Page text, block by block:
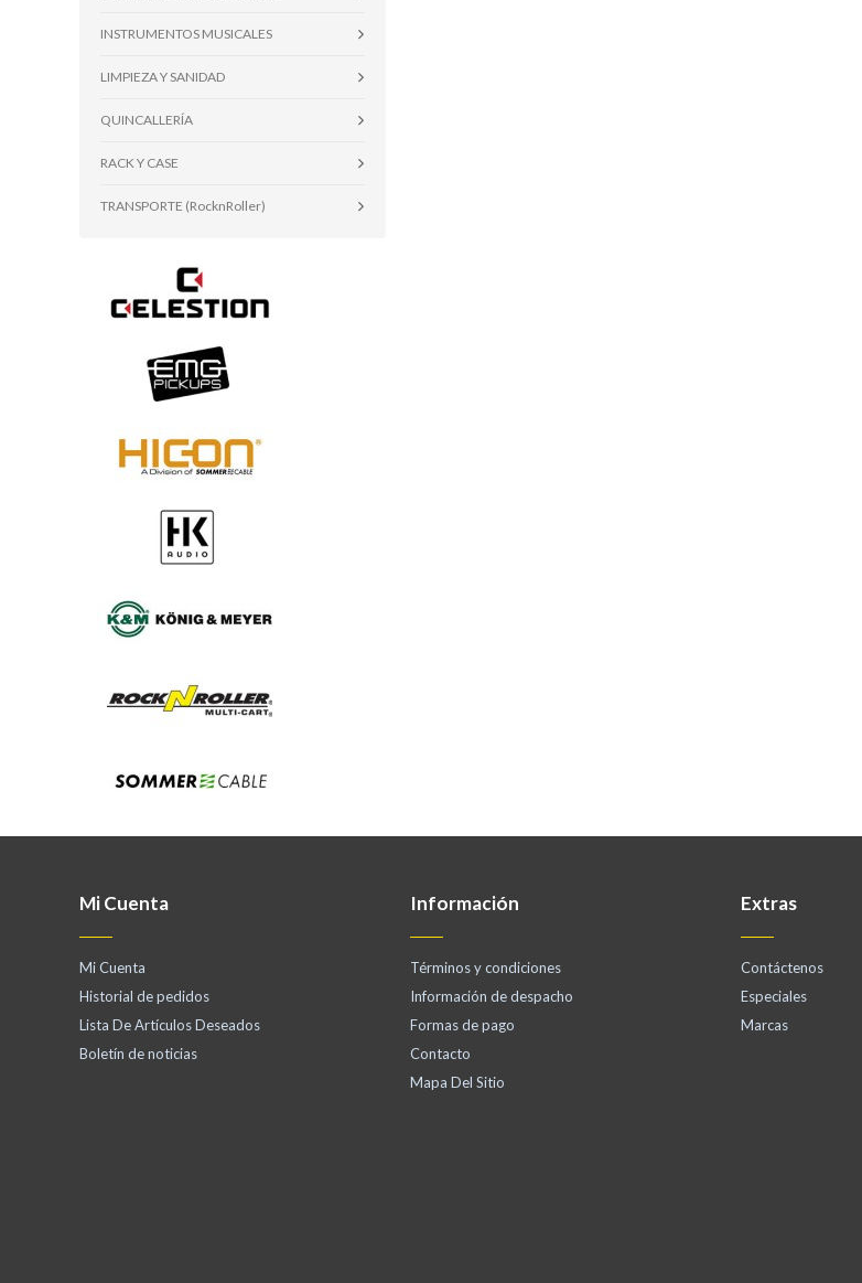
INSTRUMENTOS MUSICALES
LIMPIEZA Y SANIDAD
QUINCALLERÍA
RACK Y CASE
TRANSPORTE (RocknRoller)
Mi Cuenta
Mi Cuenta
Historial de pedidos
Lista De Artículos Deseados
Boletín de noticias
Información
Términos y condiciones
Información de despacho
Formas de pago
Contacto
Mapa Del Sitio
Extras
Contáctenos
Especiales
Marcas